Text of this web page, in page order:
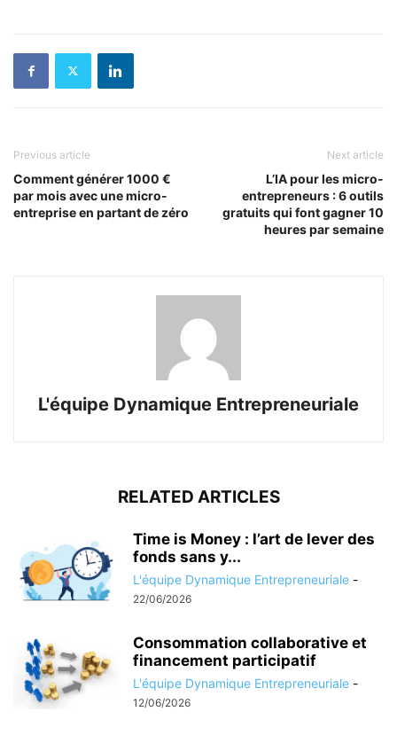
Previous article
Comment générer 1000 €
par mois avec une micro-
entreprise en partant de zéro
Next article
L’IA pour les micro-
entrepreneurs : 6 outils
gratuits qui font gagner 10
heures par semaine
L'équipe Dynamique Entrepreneuriale
RELATED ARTICLES
Time is Money : l’art de lever des
fonds sans y...
L'équipe Dynamique Entrepreneuriale -
22/06/2026
Consommation collaborative et
financement participatif
L'équipe Dynamique Entrepreneuriale -
12/06/2026